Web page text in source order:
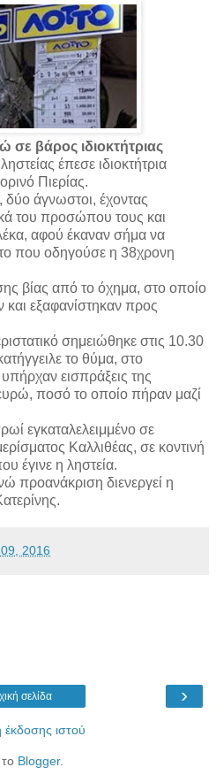
σε βάρος ιδιοκτήτριας
έπεσε ιδιοκτήτρια
Πιερίας.
άγνωστοι, έχοντας
του προσώπου τους και
αφού έκαναν σήμα να
που οδηγούσε η 38χρονη
βίας από το όχημα, στο οποίο
και εξαφανίστηκαν προς
σημειώθηκε στις 10.30
το θύμα, στο
εισπράξεις της
ποσό το οποίο πήραν μαζί
εγκαταλελειμμένο σε
Καλλιθέας, σε κοντινή
έγινε η ληστεία.
προανάκριση διενεργεί η
2016
›
σελίδα
ιστού
Blogger.